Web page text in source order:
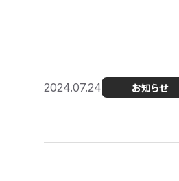
2024.07.24 お知らせ